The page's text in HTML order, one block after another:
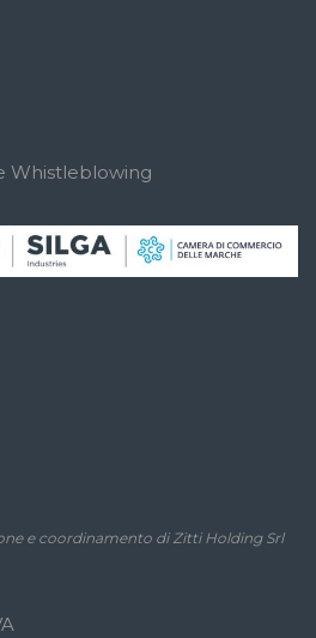
Whistleblowing
e coordinamento di Zitti Holding Srl